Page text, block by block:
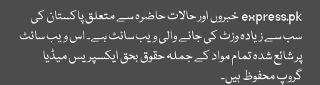
express.pkخبروں اور حالات حاضرہ سے متعلق پاکستان کی
سب سے زیادہ وزٹ کی جانے والی ویب سائٹ ہے۔ اس ویب سائٹ
پر شائع شدہ تمام مواد کے جملہ حقوق بحق ایکسپریس میڈیا
گروپ محفوظ ہیں۔